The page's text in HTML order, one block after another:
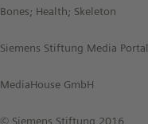
Bones; Health; Skeleton
Siemens Stiftung Media Portal
MediaHouse GmbH
© Siemens Stiftung 2016